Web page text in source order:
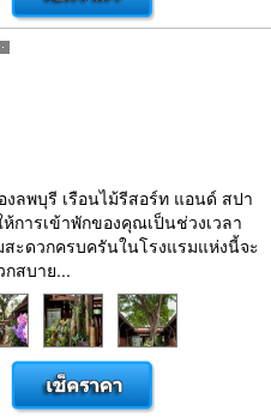
งลพบุรี เรือนไม้รีสอร์ท แอนด์ สปา
การเข้าพักของคุณเป็นช่วงเวลา
ะดวกครบครันในโรงแรมแห่งนี้จะ
สบาย...